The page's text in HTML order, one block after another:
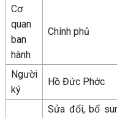
Cơ
quan
ban
hành
Chính phủ
Người
ký
Hồ Đức Phớc
Sửa đổi, bổ